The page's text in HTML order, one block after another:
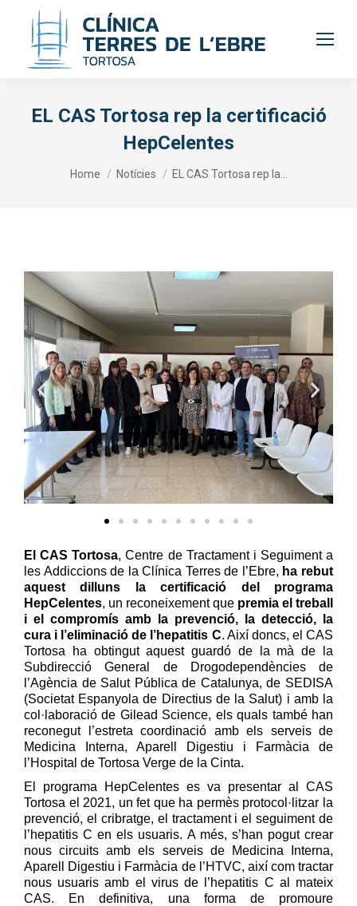
EL CAS Tortosa rep la certificació
HepCelentes
Home Notícies EL CAS Tortosa rep la…
El CAS Tortosa, Centre de Tractament i Seguiment a
les Addiccions de la Clínica Terres de l’Ebre, ha rebut
aquest dilluns la certificació del programa
HepCelentes, un reconeixement que premia el treball
i el compromís amb la prevenció, la detecció, la
cura i l’eliminació de l’hepatitis C. Així doncs, el CAS
Tortosa ha obtingut aquest guardó de la mà de la
Subdirecció General de Drogodependències de
l’Agència de Salut Pública de Catalunya, de SEDISA
(Societat Espanyola de Directius de la Salut) i amb la
col·laboració de Gilead Science, els quals també han
reconegut l’estreta coordinació amb els serveis de
Medicina Interna, Aparell Digestiu i Farmàcia de
l’Hospital de Tortosa Verge de la Cinta.
El programa HepCelentes es va presentar al CAS
Tortosa el 2021, un fet que ha permès protocol·litzar la
prevenció, el cribratge, el tractament i el seguiment de
l’hepatitis C en els usuaris. A més, s’han pogut crear
nous circuits amb els serveis de Medicina Interna,
Aparell Digestiu i Farmàcia de l’HTVC, així com tractar
nous usuaris amb el virus de l’hepatitis C al mateix
CAS. En definitiva, una forma de promoure